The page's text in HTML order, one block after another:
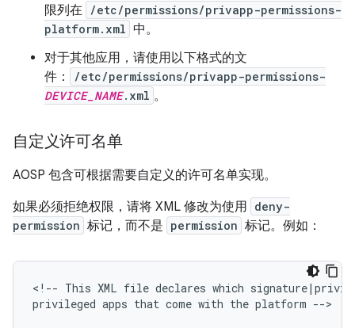
限列在 /etc/permissions/privapp-permissions-
platform.xml 中。
对于其他应用，请使用以下格式的文
件：
/etc/permissions/privapp-permissions-
DEVICE_NAME.xml 。
自定义许可名单
AOSP 包含可根据需要自定义的许可名单实现。
如果必须拒绝权限，请将 XML 修改为使用 deny-
permission 标记，而不是 permission 标记。例如：
< ! -- This XML file declares which signature|
privileged apps that come with the platform -->